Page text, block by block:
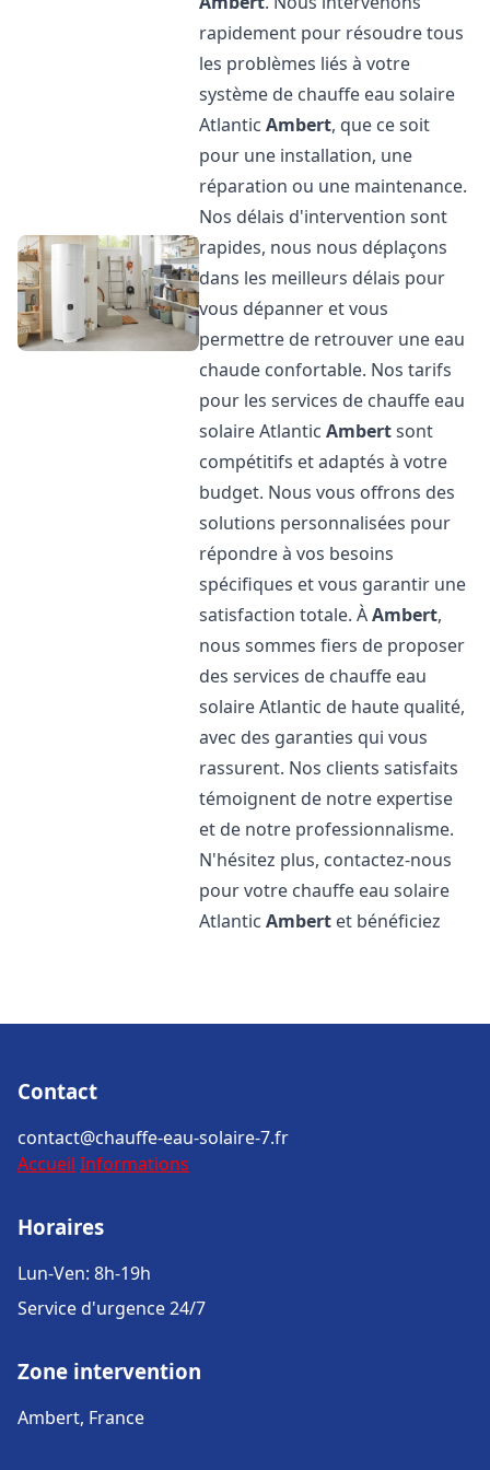
rapidement pour résoudre tous
les problèmes liés à votre
système de chauffe eau solaire
AtlanticAmbert, que ce soit
pour une installation, une
réparation ou une maintenance.
Nos délais d'intervention sont
rapides, nous nous déplaçons
dans les meilleurs délais pour
vous dépanner et vous
permettre de retrouver une eau
chaude confortable. Nos tarifs
pour les services de chauffe eau
solaire AtlanticAmbertsont
compétitifs et adaptés à votre
budget. Nous vous offrons des
solutions personnalisées pour
répondre à vos besoins
spécifiques et vous garantir une
satisfaction totale. ÀAmbert,
nous sommes fiers de proposer
des services de chauffe eau
solaire Atlantic de haute qualité,
avec des garanties qui vous
rassurent. Nos clients satisfaits
témoignent de notre expertise
et de notre professionnalisme.
N'hésitez plus, contactez-nous
pour votre chauffe eau solaire
AtlanticAmbert et bénéficiez
Contact
contact@chauffe-eau-solaire-7.fr
Accueil Informations
Horaires
Lun-Ven: 8h-19h
Service d'urgence 24/7
Zone intervention
Ambert, France